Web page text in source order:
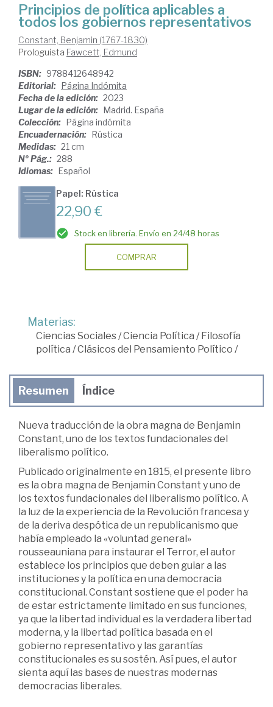
Principios de política aplicables a
todos los gobiernos representativos
Constant, Benjamin (1767-1830)
Prologuista Fawcett, Edmund
ISBN: 9788412648942
Editorial: Página Indómita
Fecha de la edición: 2023
Lugar de la edición: Madrid. España
Colección: Página indómita
Encuadernación: Rústica
Medidas: 21 cm
Nº Pág.: 288
Idiomas: Español
Papel: Rústica
22,90 €
Stock en librería. Envío en 24/48 horas
COMPRAR
Materias:
Ciencias Sociales/Ciencia Política / Filosofía
política /Clásicos del Pensamiento Político /
Resumen Índice
Nueva traducción de la obra magna de Benjamin
Constant, uno de los textos fundacionales del
liberalismo político.
Publicado originalmente en 1815, el presente libro
es la obra magna de Benjamin Constant y uno de
los textos fundacionales del liberalismo político. A
la luz de la experiencia de la Revolución francesa y
de la deriva despótica de un republicanismo que
había empleado la «voluntad general»
rousseauniana para instaurar el Terror, el autor
establece los principios que deben guiar a las
instituciones y la política en una democracia
constitucional. Constant sostiene que el poder ha
de estar estrictamente limitado en sus funciones,
ya que la libertad individual es la verdadera libertad
moderna, y la libertad política basada en el
gobierno representativo y las garantías
constitucionales es su sostén. Así pues, el autor
sienta aquí las bases de nuestras modernas
democracias liberales.